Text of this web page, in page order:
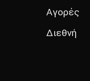
Αγορές
Διεθνή